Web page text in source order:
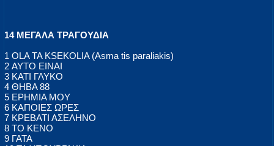
14 ΜΕΓΑΛΑ ΤΡΑΓΟΥΔΙΑ
1 OLA TA KSEKOLIA (Asma tis paraliakis)
2 ΑΥΤΟ ΕΙΝΑΙ
3 ΚΑΤΙ ΓΛΥΚΟ
4 ΘΗΒΑ 88
5 ΕΡΗΜΙΑ ΜΟΥ
6 ΚΑΠΟΙΕΣ ΩΡΕΣ
7 ΚΡΕΒΑΤΙ ΑΣΕΛΗΝΟ
8 ΤΟ ΚΕΝΟ
9 ΓΑΤΑ